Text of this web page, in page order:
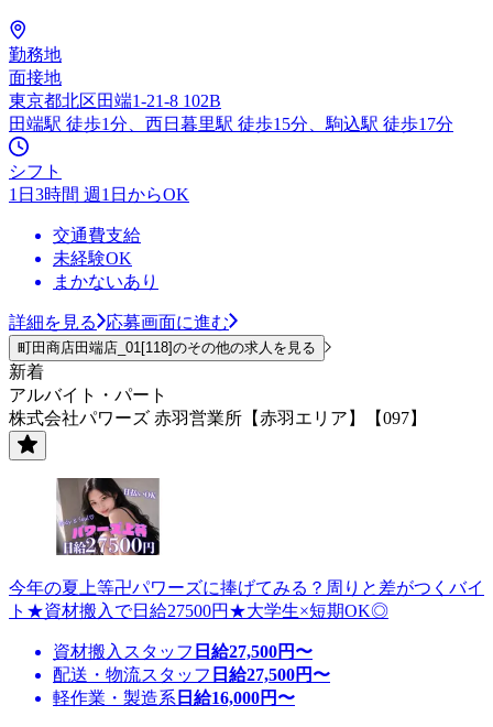
勤務地
面接地
東京都北区田端1-21-8 102B
田端駅 徒歩1分、西日暮里駅 徒歩15分、駒込駅 徒歩17分
シフト
1日3時間 週1日からOK
交通費支給
未経験OK
まかないあり
詳細を見る 応募画面に進む
町田商店田端店_01[118]のその他の求人を見る
新着
アルバイト・パート
株式会社パワーズ 赤羽営業所【赤羽エリア】【097】
今年の夏上等卍パワーズに捧げてみる？周りと差がつくバイ
ト★資材搬入で日給27500円★大学生×短期OK◎
資材搬入スタッフ 日給27,500円〜
配送・物流スタッフ 日給27,500円〜
軽作業・製造系 日給16,000円〜